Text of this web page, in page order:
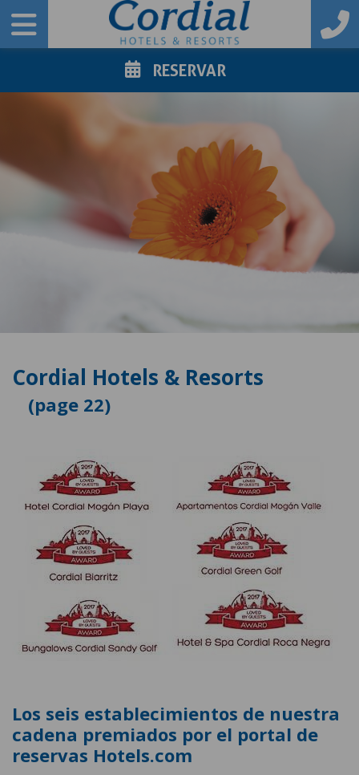
RESERVAR
Cordial Hotels & Resorts
22
Los seis establecimientos de nuestra
cadena premiados por el portal de
reservas Hotels.com